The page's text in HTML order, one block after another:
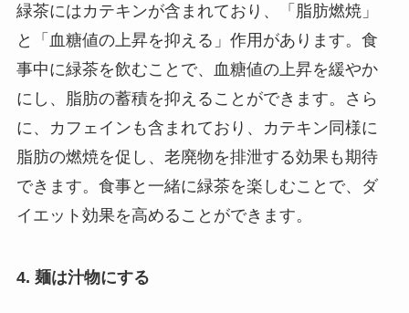
緑茶にはカテキンが含まれており、「脂肪燃焼」
と「血糖値の上昇を抑える」作用があります。食
事中に緑茶を飲むことで、血糖値の上昇を緩やか
にし、脂肪の蓄積を抑えることができます。さら
に、カフェインも含まれており、カテキン同様に
脂肪の燃焼を促し、老廃物を排泄する効果も期待
できます。食事と一緒に緑茶を楽しむことで、ダ
イエット効果を高めることができます。
4. 麺は汁物にする